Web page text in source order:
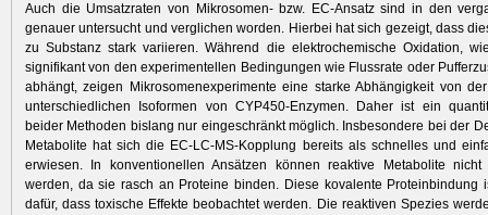
Auch die Umsatzraten von Mikrosomen- bzw. EC-Ansatz sind in den
genauer untersucht und verglichen worden. Hierbei hat sich gezeigt, dass
zu Substanz stark variieren. Während die elektrochemische Oxidation,
signifikant von den ­experimentellen Bedingungen wie Fluss­rate oder
abhängt, zeigen Mikrosomenexperimente eine starke Abhängigkeit von
unter­schiedlichen Isoformen von CYP450-Enzymen. Daher ist ein
beider Methoden bislang nur eingeschränkt möglich. Insbesondere bei der
Metabolite hat sich die EC-LC-MS-Kopplung bereits als schnelles und
erwiesen. In konventionellen Ansätzen können reaktive Metabolite nicht
werden, da sie rasch an Proteine binden. Diese kovalente Proteinbindung
dafür, dass ­toxische Effekte beobachtet werden. Die reaktiven Spezies